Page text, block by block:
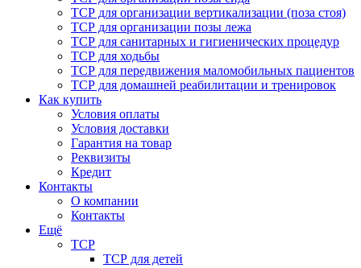
ТСР для организации вертикализации (поза стоя)
ТСР для организации позы лежа
ТСР для санитарных и гигиенических процедур
ТСР для ходьбы
ТСР для передвижения маломобильных пациентов
ТСР для домашней реабилитации и тренировок
Как купить
Условия оплаты
Условия доставки
Гарантия на товар
Реквизиты
Кредит
Контакты
О компании
Контакты
Ещё
ТСР
ТСР для детей